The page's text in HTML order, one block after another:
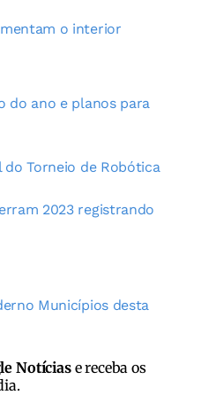
o interior
do ano e planos para
do Torneio de Robótica
2023 registrando
Municípios desta
Notíciase receba os